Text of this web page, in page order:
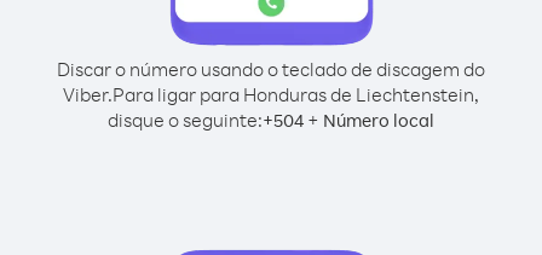
Discar o número usando o teclado de discagem do
Viber.Para ligar para Honduras de Liechtenstein,
disque o seguinte:+504 + Número local